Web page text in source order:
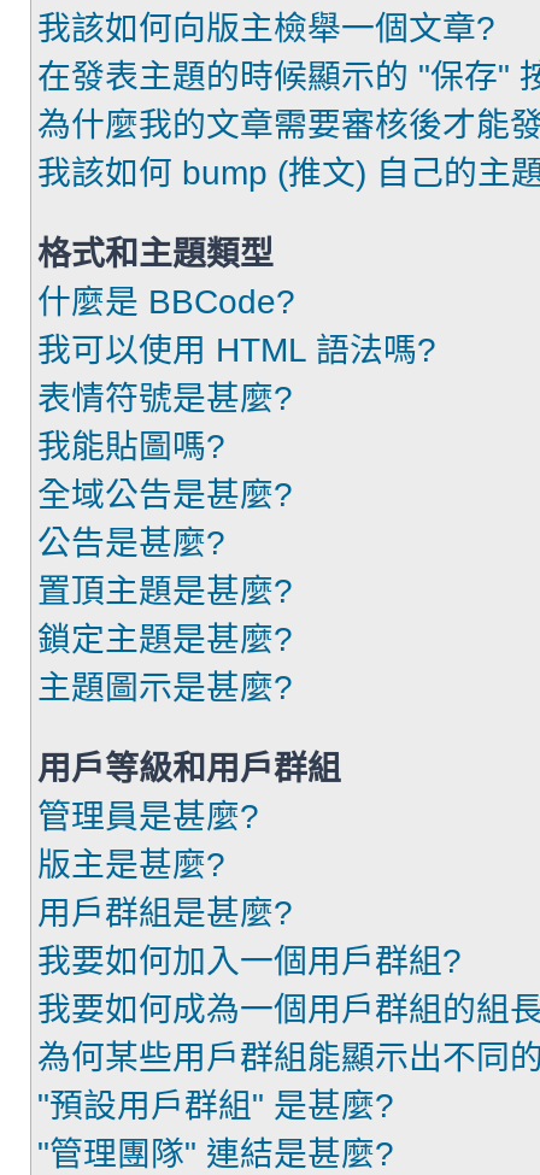
我該如何向版主檢舉一個文章?
在發表主題的時候顯示的 "保存"
為什麼我的文章需要審核後才能
我該如何 bump (推文) 自己的主
格式和主題類型
什麼是 BBCode?
我可以使用 HTML 語法嗎?
表情符號是甚麼?
我能貼圖嗎?
全域公告是甚麼?
公告是甚麼?
置頂主題是甚麼?
鎖定主題是甚麼?
主題圖示是甚麼?
用戶等級和用戶群組
管理員是甚麼?
版主是甚麼?
用戶群組是甚麼?
我要如何加入一個用戶群組?
我要如何成為一個用戶群組的組
為何某些用戶群組能顯示出不同
"預設用戶群組" 是甚麼?
"管理團隊" 連結是甚麼?